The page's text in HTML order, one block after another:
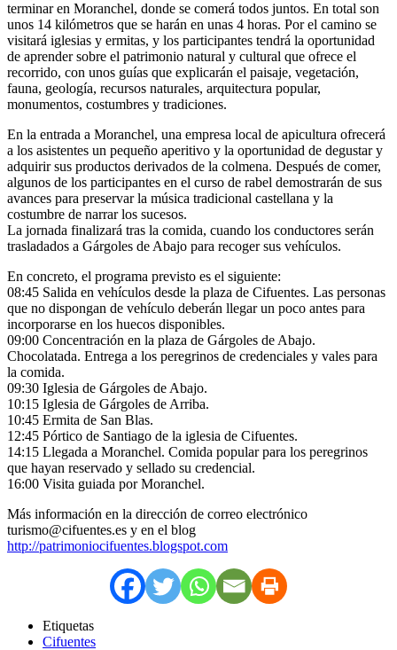
terminar en Moranchel, donde se comerá todos juntos. En total son
unos 14 kilómetros que se harán en unas 4 horas. Por el camino se
visitará iglesias y ermitas, y los participantes tendrá la oportunidad
de aprender sobre el patrimonio natural y cultural que ofrece el
recorrido, con unos guías que explicarán el paisaje, vegetación,
fauna, geología, recursos naturales, arquitectura popular,
monumentos, costumbres y tradiciones.
En la entrada a Moranchel, una empresa local de apicultura ofrecerá
a los asistentes un pequeño aperitivo y la oportunidad de degustar y
adquirir sus productos derivados de la colmena. Después de comer,
algunos de los participantes en el curso de rabel demostrarán de sus
avances para preservar la música tradicional castellana y la
costumbre de narrar los sucesos.
La jornada finalizará tras la comida, cuando los conductores serán
trasladados a Gárgoles de Abajo para recoger sus vehículos.
En concreto, el programa previsto es el siguiente:
08:45 Salida en vehículos desde la plaza de Cifuentes. Las personas
que no dispongan de vehículo deberán llegar un poco antes para
incorporarse en los huecos disponibles.
09:00 Concentración en la plaza de Gárgoles de Abajo.
Chocolatada. Entrega a los peregrinos de credenciales y vales para
la comida.
09:30 Iglesia de Gárgoles de Abajo.
10:15 Iglesia de Gárgoles de Arriba.
10:45 Ermita de San Blas.
12:45 Pórtico de Santiago de la iglesia de Cifuentes.
14:15 Llegada a Moranchel. Comida popular para los peregrinos
que hayan reservado y sellado su credencial.
16:00 Visita guiada por Moranchel.
Más información en la dirección de correo electrónico
turismo@cifuentes.es y en el blog
http://patrimoniocifuentes.blogspot.com
Etiquetas
Cifuentes